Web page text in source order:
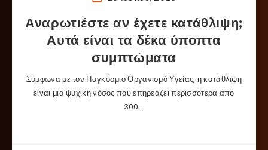
Αναρωτιέστε αν έχετε κατάθλιψη;
Αυτά είναι τα δέκα ύποπτα
συμπτώματα
Σύμφωνα με τον Παγκόσμιο Οργανισμό Υγείας, η κατάθλιψη
είναι μια ψυχική νόσος που επηρεάζει περισσότερα από
300…